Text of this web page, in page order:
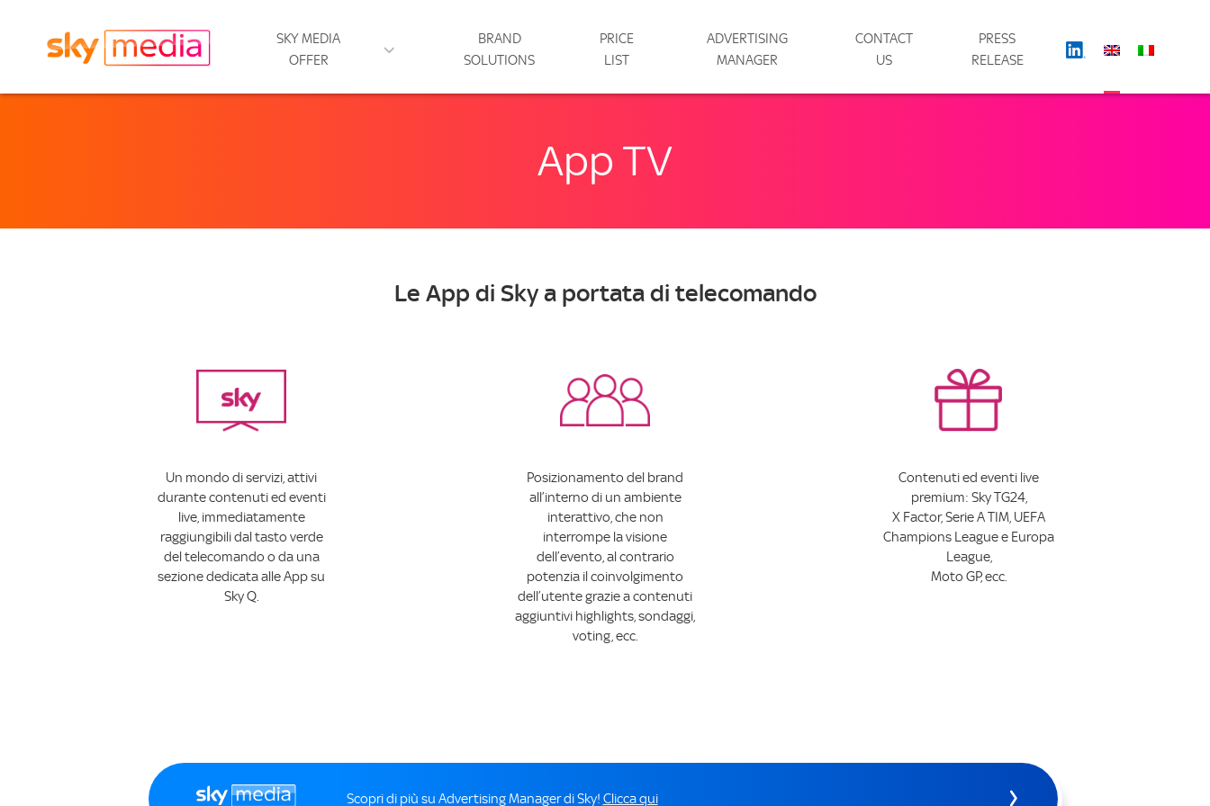
SKY MEDIA
OFFER
BRAND
SOLUTIONS
PRICE
LIST
ADVERTISING
MANAGER
CONTACT
US
PRESS
RELEASE
App TV
Le App di Sky a portata di telecomando
Un mondo di servizi, attivi
durante contenuti ed eventi
live, immediatamente
raggiungibili dal tasto verde
del telecomando o da una
sezione dedicata alle App su
Sky Q.
Posizionamento del brand
all’interno di un ambiente
interattivo, che non
interrompe la visione
dell’evento, al contrario
potenzia il coinvolgimento
dell’utente grazie a contenuti
aggiuntivi highlights, sondaggi,
voting, ecc.
Contenuti ed eventi live
premium: Sky TG24,
X Factor, Serie A TIM, UEFA
Champions League e Europa
League,
Moto GP, ecc.
Scopri di più su Advertising Manager di Sky! Clicca qui